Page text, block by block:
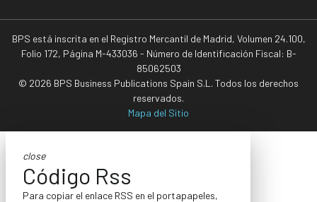
BPS está inscrita en el Registro Mercantil de Madrid, Volumen 24.100,
Folio 172, Página M-433036 - Número de Identificación Fiscal: B-
85062503
© 2026 BPS Business Publications Spain S.L. Todos los derechos
reservados.
Mapa del Sitio
close
Código Rss
Para copiar el enlace RSS en el portapapeles,